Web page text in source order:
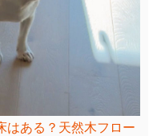
はある？天然木フロー